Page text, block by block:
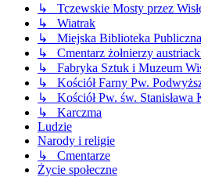
↳ Tczewskie Mosty przez
↳ Wiatrak
↳ Miejska Biblioteka Publiczna
↳ Cmentarz żołnierzy
↳ Fabryka Sztuk i Muzeum
↳ Kościół Farny Pw.
↳ Kościół Pw. św. Stanisława
↳ Karczma
Ludzie
Narody i religie
↳ Cmentarze
Życie społeczne